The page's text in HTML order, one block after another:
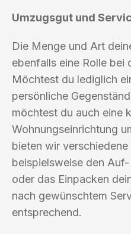
Umzugsgut und
Die Menge und Art
ebenfalls eine Rolle bei
Möchtest du lediglich
persönliche
möchtest du auch eine
Wohnungseinrichtung
bieten wir
beispielsweise den
oder das Einpacken
nach gewünschtem
entsprechend.